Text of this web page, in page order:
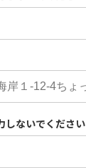
ないでください